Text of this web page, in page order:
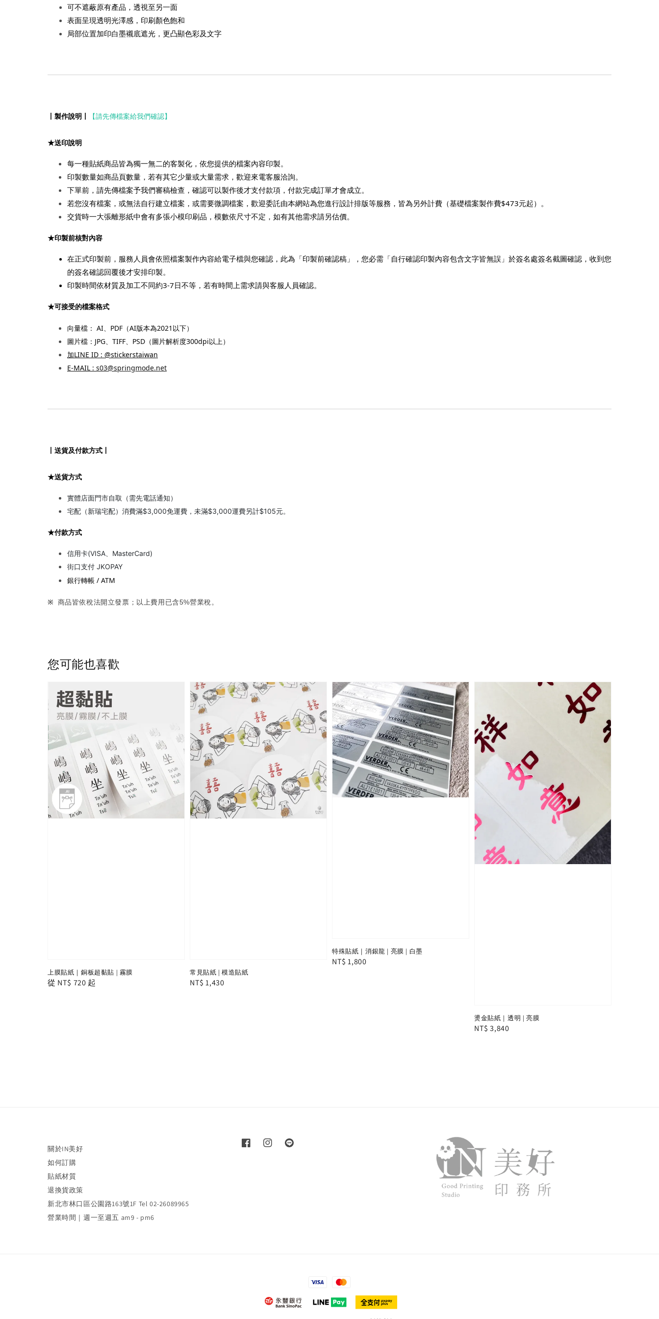
可不遮蔽原有產品，透視至另一面
表面呈現透明光澤感，印刷顏色飽和
局部位置加印白墨襯底遮光，更凸顯色彩及文字
丨製作說明丨 【請先傳檔案給我們確認】
★送印說明
每一種貼紙商品皆為獨一無二的客製化，依您提供的檔案內容印製。
印製數量如商品頁數量，若有其它少量或大量需求，歡迎來電客服洽詢。
下單前，請先傳檔案予我們審稿檢查，確認可以製作後才支付款項，付款完成訂單才會成立。
若您沒有檔案，或無法自行建立檔案，或需要微調檔案，歡迎委託由本網站為您進行設計排版等服務，皆為另外計費（基礎檔案製作費$473元起）。
交貨時一大張離形紙中會有多張小模印刷品，模數依尺寸不定，如有其他需求請另估價。
★印製前核對內容
在正式印製前，服務人員會依照檔案製作內容給電子檔與您確認，此為「印製前確認稿」，您必需「自行確認印製內容包含文字皆無誤」於簽名處簽名截圖確認，收到您
的簽名確認回覆後才安排印製。
印製時間依材質及加工不同約3-7日不等，若有時間上需求請與客服人員確認。
★可接受的檔案格式
向量檔： AI、PDF（AI版本為2021以下）
圖片檔：JPG、 TIFF、PSD （圖片解析度300dpi以上）
加LINE ID : @stickerstaiwan
E-MAIL : s03@springmode.net
丨送貨及付款方式丨
★送貨方式
實體店面門市自取（需先電話通知）
宅配（新瑞宅配） 消費滿$3,000免運費，未滿$3,000運費另計$105元。
★付款方式
信用卡(VISA、MasterCard)
街口支付 JKOPAY
銀行轉帳 / ATM
※ 商品皆依稅法開立發票；以上費用已含5%營業稅。
您可能也喜歡
上膜貼紙｜銅板超黏貼 | 霧膜
Regular
從 NT$ 720 起
常見貼紙 | 模造貼紙
Regular
NT$ 1,430
特殊貼紙｜消銀龍 | 亮膜 | 白墨
Regular
NT$ 1,800
燙金貼紙｜透明 | 亮膜
Regular
NT$ 3,840
關於IN美好
如何訂購
貼紙材質
退換貨政策
新北市林口區公園路163號1F Tel 02-26089965
營業時間｜週一至週五 am9 - pm6